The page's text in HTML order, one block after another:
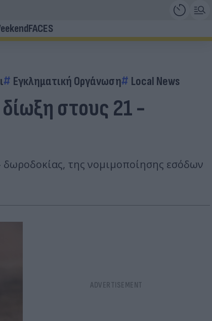
FACES
Εγκληματική Οργάνωση Local News
στους 21 -
της νομιμοποίησης εσόδων